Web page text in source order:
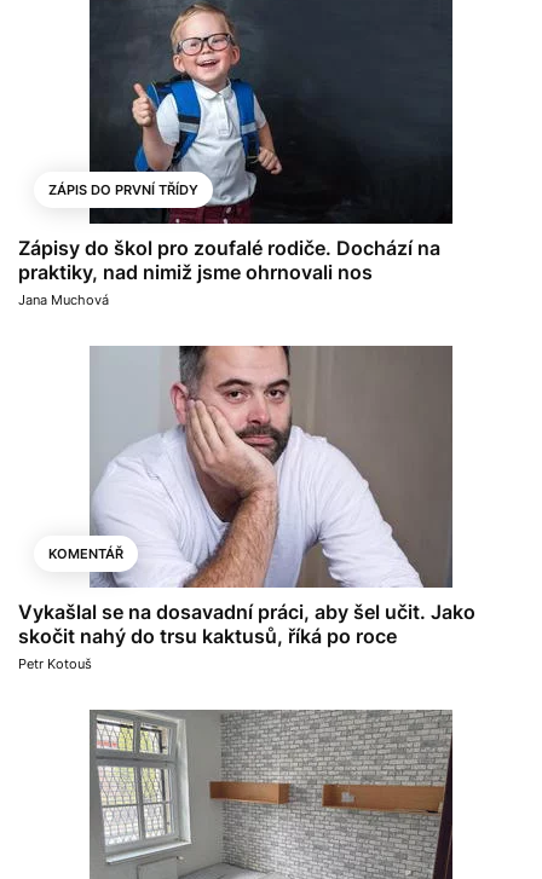
ZÁPIS DO PRVNÍ TŘÍDY
Zápisy do škol pro zoufalé rodiče. Dochází na
praktiky, nad nimiž jsme ohrnovali nos
Jana Muchová
KOMENTÁŘ
Vykašlal se na dosavadní práci, aby šel učit. Jako
skočit nahý do trsu kaktusů, říká po roce
Petr Kotouš